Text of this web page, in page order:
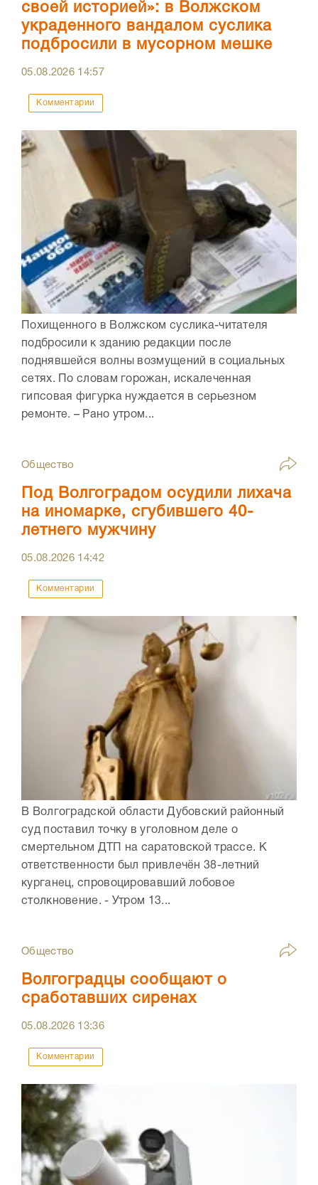
своей историей»: в Волжском
украденного вандалом суслика
подбросили в мусорном мешке
05.08.2026 14:57
Комментарии
Похищенного в Волжском суслика-читателя
подбросили к зданию редакции после
поднявшейся волны возмущений в социальных
сетях. По словам горожан, искалеченная
гипсовая фигурка нуждается в серьезном
ремонте. – Рано утром...
Общество
Под Волгоградом осудили лихача
на иномарке, сгубившего 40-
летнего мужчину
05.08.2026 14:42
Комментарии
В Волгоградской области Дубовский районный
суд поставил точку в уголовном деле о
смертельном ДТП на саратовской трассе. К
ответственности был привлечён 38-летний
курганец, спровоцировавший лобовое
столкновение. - Утром 13...
Общество
Волгоградцы сообщают о
сработавших сиренах
05.08.2026 13:36
Комментарии